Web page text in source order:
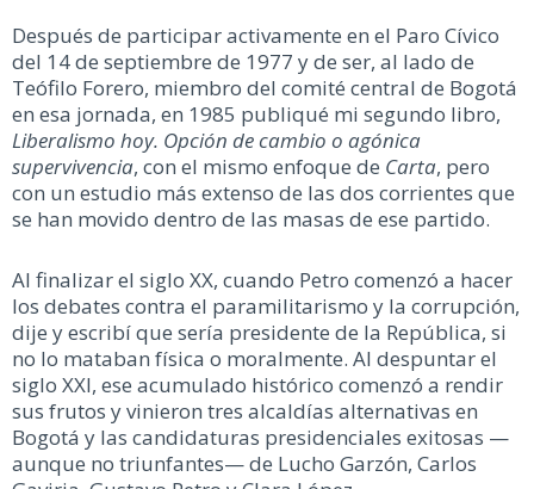
Después de participar activamente en el Paro Cívico
del 14 de septiembre de 1977 y de ser, al lado de
Teófilo Forero, miembro del comité central de Bogotá
en esa jornada, en 1985 publiqué mi segundo libro,
Liberalismo hoy. Opción de cambio o agónica
supervivencia, con el mismo enfoque de Carta, pero
con un estudio más extenso de las dos corrientes que
se han movido dentro de las masas de ese partido.
Al finalizar el siglo XX, cuando Petro comenzó a hacer
los debates contra el paramilitarismo y la corrupción,
dije y escribí que sería presidente de la República, si
no lo mataban física o moralmente. Al despuntar el
siglo XXI, ese acumulado histórico comenzó a rendir
sus frutos y vinieron tres alcaldías alternativas en
Bogotá y las candidaturas presidenciales exitosas —
aunque no triunfantes— de Lucho Garzón, Carlos